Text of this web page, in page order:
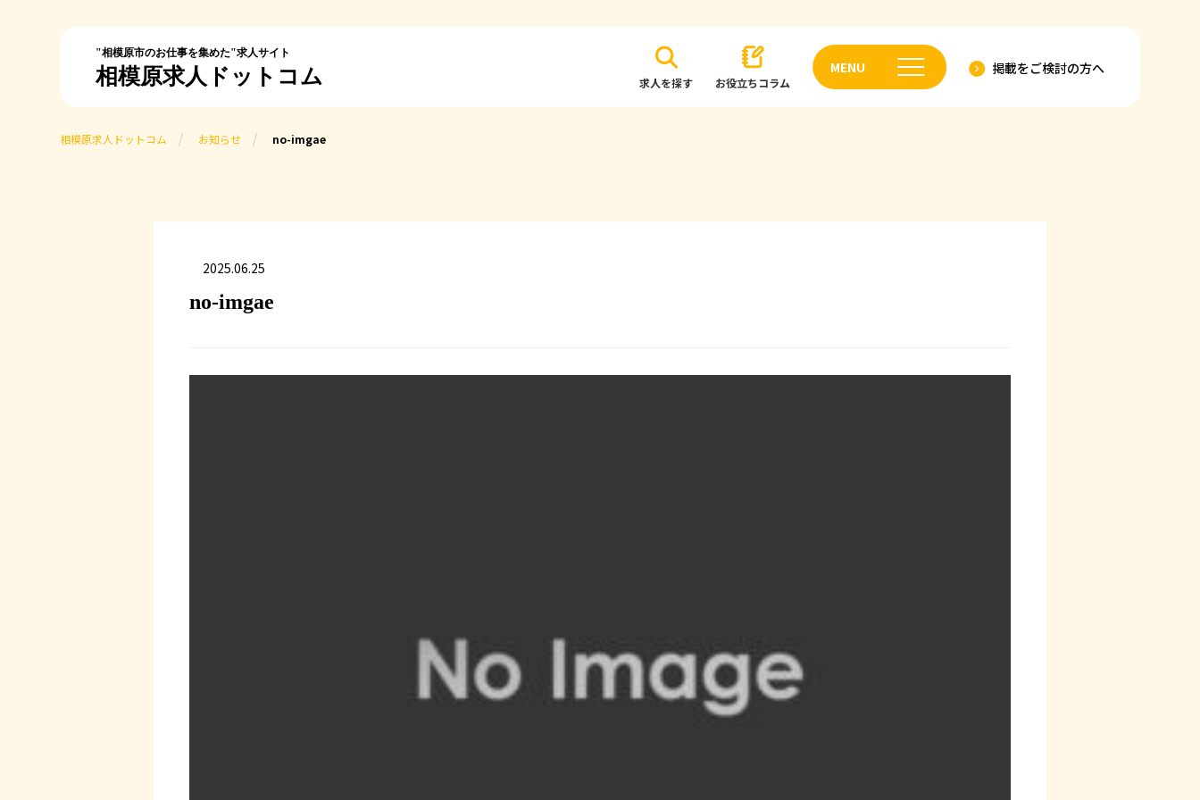
"相模原市のお仕事を集めた"求人サイト
相模原求人ドットコム 求人を探す お役立ちコラム
MENU 掲載をご検討の方へ
相模原求人ドットコム お知らせ no-imgae
2025.06.25
no-imgae